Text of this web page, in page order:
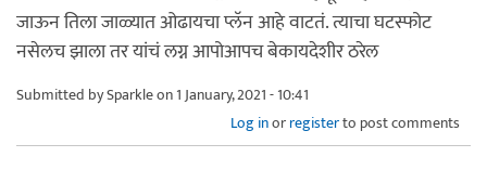
जाऊन तिला जाळ्यात ओढायचा प्लॅन आहे वाटतं. त्याचा घटस्फोट
नसेलच झाला तर यांचं लग्न आपोआपच बेकायदेशीर ठरेल
Submitted bySparkleon 1 January, 2021 - 10:41
Log inorregisterto post comments